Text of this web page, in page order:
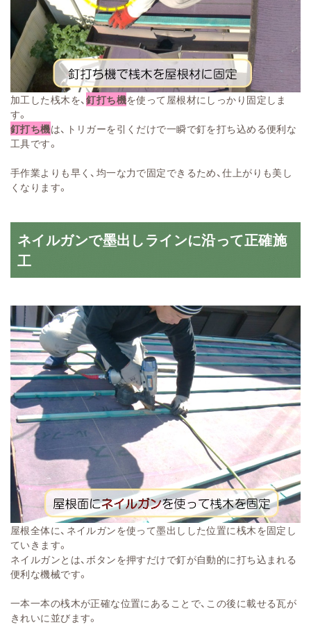
加工した桟木を、釘打ち機を使って屋根材にしっかり固定しま
す。
釘打ち機は、トリガーを引くだけで一瞬で釘を打ち込める便利な
工具です。
手作業よりも早く、均一な力で固定できるため、仕上がりも美し
くなります。
ネイルガンで墨出しラインに沿って正確施
工
屋根全体に、ネイルガンを使って墨出しした位置に桟木を固定し
ていきます。
ネイルガンとは、ボタンを押すだけで釘が自動的に打ち込まれる
便利な機械です。
一本一本の桟木が正確な位置にあることで、この後に載せる瓦が
きれいに並びます。